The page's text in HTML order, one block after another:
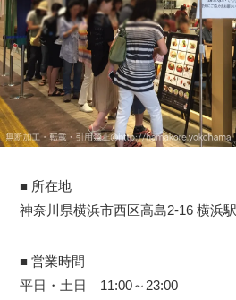
■ 所在地
神奈川県横浜市西区高島2-16 横浜
■ 営業時間
平日・土日 11:00～23:00